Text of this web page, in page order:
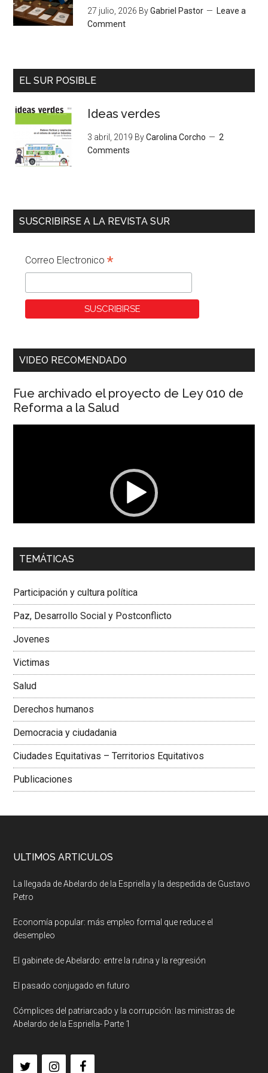
27 julio, 2026 ByGabriel Pastor
Leave a
Comment
EL SUR POSIBLE
Ideas verdes
3 abril, 2019 ByCarolina Corcho
2
Comments
SUSCRIBIRSE A LA REVISTA SUR
Correo Electronico*
VIDEO RECOMENDADO
Fue archivado el proyecto de Ley 010 de
Reforma a la Salud
00:00 01:04
Dra. Carolina Corcho Mejía,Presidenta Corporación
Colombiana
TEMÁTICAS
Participación y cultura política
Paz, Desarrollo Social y Postconflicto
Jovenes
Victimas
Salud
Derechos humanos
Democracia y ciudadania
Ciudades Equitativas – Territorios Equitativos
Publicaciones
ULTIMOS ARTICULOS
La llegada de Abelardo de la Espriella y la despedida de Gustavo
Petro
Economía popular: más empleo formal que reduce el
desempleo
El gabinete de Abelardo: entre la rutina y la regresión
El pasado conjugado en futuro
Cómplices del patriarcado y la corrupción: las ministras de
Abelardo de la Espriella- Parte 1